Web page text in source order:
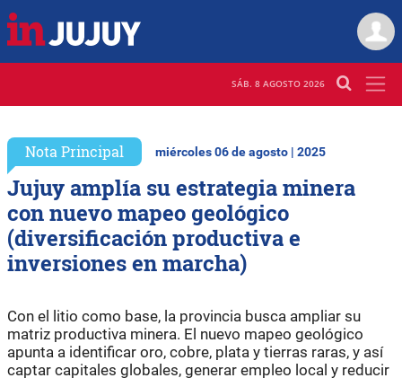
SÁB. 8 AGOSTO 2026
Nota Principal miércoles 06 de agosto | 2025
Jujuy amplía su estrategia minera
con nuevo mapeo geológico
(diversificación productiva e
inversiones en marcha)
Con el litio como base, la provincia busca ampliar su
matriz productiva minera. El nuevo mapeo geológico
apunta a identificar oro, cobre, plata y tierras raras, y así
captar capitales globales, generar empleo local y reducir